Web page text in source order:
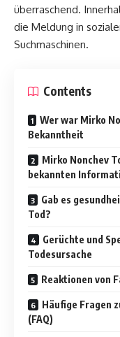
überraschend.
die Meldung in
Suchmaschinen.
Contents
Wer war Mirko
Bekanntheit
Mirko Nonchev
bekannten
Gab es
Tod?
Gerüchte und
Todesursache
Reaktionen von
Häufige Fragen
(FAQ)